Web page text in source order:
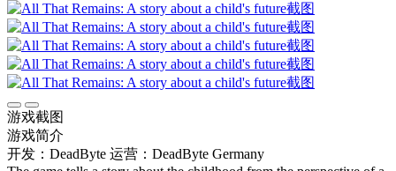
游戏截图
游戏简介
开发：DeadByte 运营：DeadByte Germany